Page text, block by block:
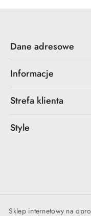
Dane adresowe
Informacje
Strefa klienta
Style
Sklep internetowy na